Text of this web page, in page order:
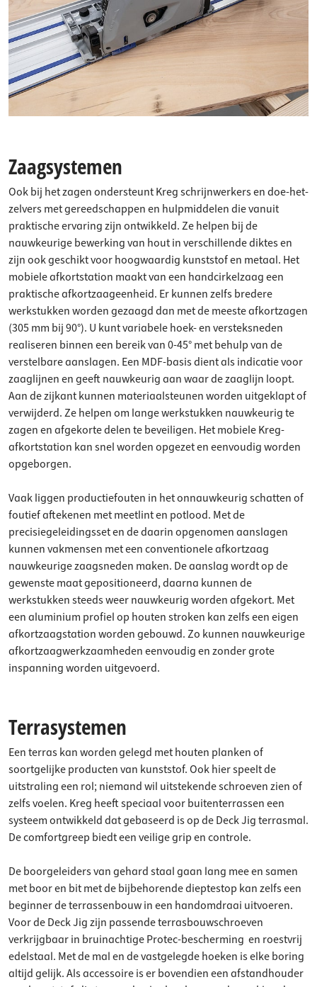
Zaagsystemen
Ook bij het zagen ondersteunt Kreg schrijnwerkers en doe-het-
zelvers met gereedschappen en hulpmiddelen die vanuit
praktische ervaring zijn ontwikkeld. Ze helpen bij de
nauwkeurige bewerking van hout in verschillende diktes en
zijn ook geschikt voor hoogwaardig kunststof en metaal. Het
mobiele afkortstation maakt van een handcirkelzaag een
praktische afkortzaageenheid. Er kunnen zelfs bredere
werkstukken worden gezaagd dan met de meeste afkortzagen
(305 mm bij 90°). U kunt variabele hoek- en versteksneden
realiseren binnen een bereik van 0-45° met behulp van de
verstelbare aanslagen. Een MDF-basis dient als indicatie voor
zaaglijnen en geeft nauwkeurig aan waar de zaaglijn loopt.
Aan de zijkant kunnen materiaalsteunen worden uitgeklapt of
verwijderd. Ze helpen om lange werkstukken nauwkeurig te
zagen en afgekorte delen te beveiligen. Het mobiele Kreg-
afkortstation kan snel worden opgezet en eenvoudig worden
opgeborgen.
Vaak liggen productiefouten in het onnauwkeurig schatten of
foutief aftekenen met meetlint en potlood. Met de
precisiegeleidingsset en de daarin opgenomen aanslagen
kunnen vakmensen met een conventionele afkortzaag
nauwkeurige zaagsneden maken. De aanslag wordt op de
gewenste maat gepositioneerd, daarna kunnen de
werkstukken steeds weer nauwkeurig worden afgekort. Met
een aluminium profiel op houten stroken kan zelfs een eigen
afkortzaagstation worden gebouwd. Zo kunnen nauwkeurige
afkortzaagwerkzaamheden eenvoudig en zonder grote
inspanning worden uitgevoerd.
Terrasystemen
Een terras kan worden gelegd met houten planken of
soortgelijke producten van kunststof. Ook hier speelt de
uitstraling een rol; niemand wil uitstekende schroeven zien of
zelfs voelen. Kreg heeft speciaal voor buitenterrassen een
systeem ontwikkeld dat gebaseerd is op de Deck Jig terrasmal.
De comfortgreep biedt een veilige grip en controle.
De boorgeleiders van gehard staal gaan lang mee en samen
met boor en bit met de bijbehorende dieptestop kan zelfs een
beginner de terrassenbouw in een handomdraai uitvoeren.
Voor de Deck Jig zijn passende terrasbouwschroeven
verkrijgbaar in bruinachtige Protec-bescherming en roestvrij
edelstaal. Met de mal en de vastgelegde hoeken is elke boring
altijd gelijk. Als accessoire is er bovendien een afstandhouder